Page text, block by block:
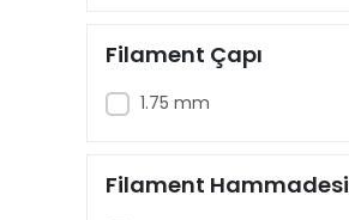
Filament Çapı
1.75 mm
Filament Hammadesi